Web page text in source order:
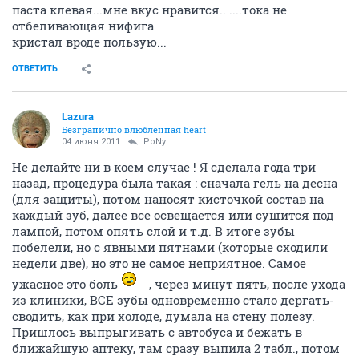
паста клевая...мне вкус нравится.. ....тока не
отбеливающая нифига
кристал вроде пользую...
ОТВЕТИТЬ
Lazura
Безгранично влюбленная heart
04 июня 2011 PoNy
Не делайте ни в коем случае ! Я сделала года три
назад, процедура была такая : сначала гель на десна
(для защиты), потом наносят кисточкой состав на
каждый зуб, далее все освещается или сушится под
лампой, потом опять слой и т.д. В итоге зубы
побелели, но с явными пятнами (которые сходили
недели две), но это не самое неприятное. Самое
ужасное это боль
, через минут пять, после ухода
из клиники, ВСЕ зубы одновременно стало дергать-
сводить, как при холоде, думала на стену полезу.
Пришлось выпрыгивать с автобуса и бежать в
ближайшую аптеку, там сразу выпила 2 табл., потом